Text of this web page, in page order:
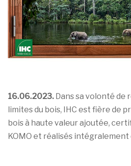
16.06.2023. Dans sa volonté de
limites du bois, IHC est fière de
bois à haute valeur ajoutée,
KOMO et réalisés intégralement